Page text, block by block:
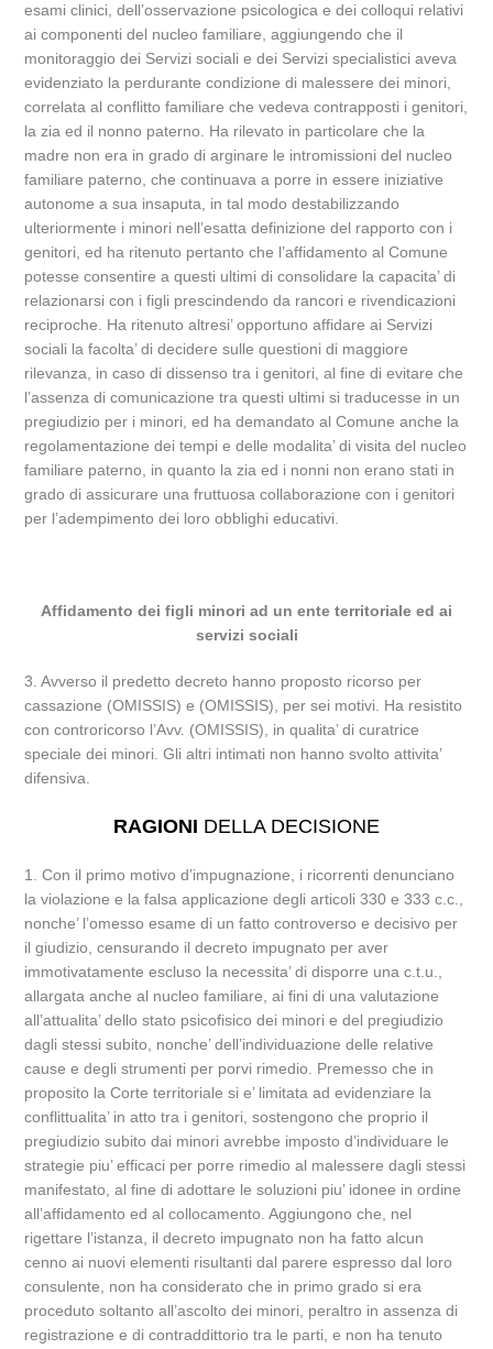
esami clinici, dell’osservazione psicologica e dei colloqui relativi
ai componenti del nucleo familiare, aggiungendo che il
monitoraggio dei Servizi sociali e dei Servizi specialistici aveva
evidenziato la perdurante condizione di malessere dei minori,
correlata al conflitto familiare che vedeva contrapposti i genitori,
la zia ed il nonno paterno. Ha rilevato in particolare che la
madre non era in grado di arginare le intromissioni del nucleo
familiare paterno, che continuava a porre in essere iniziative
autonome a sua insaputa, in tal modo destabilizzando
ulteriormente i minori nell’esatta definizione del rapporto con i
genitori, ed ha ritenuto pertanto che l’affidamento al Comune
potesse consentire a questi ultimi di consolidare la capacita’ di
relazionarsi con i figli prescindendo da rancori e rivendicazioni
reciproche. Ha ritenuto altresi’ opportuno affidare ai Servizi
sociali la facolta’ di decidere sulle questioni di maggiore
rilevanza, in caso di dissenso tra i genitori, al fine di evitare che
l’assenza di comunicazione tra questi ultimi si traducesse in un
pregiudizio per i minori, ed ha demandato al Comune anche la
regolamentazione dei tempi e delle modalita’ di visita del nucleo
familiare paterno, in quanto la zia ed i nonni non erano stati in
grado di assicurare una fruttuosa collaborazione con i genitori
per l’adempimento dei loro obblighi educativi.
Affidamento dei figli minori ad un ente territoriale ed ai
servizi sociali
3. Avverso il predetto decreto hanno proposto ricorso per
cassazione (OMISSIS) e (OMISSIS), per sei motivi. Ha resistito
con controricorso l’Avv. (OMISSIS), in qualita’ di curatrice
speciale dei minori. Gli altri intimati non hanno svolto attivita’
difensiva.
RAGIONI DELLA DECISIONE
1. Con il primo motivo d’impugnazione, i ricorrenti denunciano
la violazione e la falsa applicazione degli articoli 330 e 333 c.c.,
nonche’ l’omesso esame di un fatto controverso e decisivo per
il giudizio, censurando il decreto impugnato per aver
immotivatamente escluso la necessita’ di disporre una c.t.u.,
allargata anche al nucleo familiare, ai fini di una valutazione
all’attualita’ dello stato psicofisico dei minori e del pregiudizio
dagli stessi subito, nonche’ dell’individuazione delle relative
cause e degli strumenti per porvi rimedio. Premesso che in
proposito la Corte territoriale si e’ limitata ad evidenziare la
conflittualita’ in atto tra i genitori, sostengono che proprio il
pregiudizio subito dai minori avrebbe imposto d’individuare le
strategie piu’ efficaci per porre rimedio al malessere dagli stessi
manifestato, al fine di adottare le soluzioni piu’ idonee in ordine
all’affidamento ed al collocamento. Aggiungono che, nel
rigettare l’istanza, il decreto impugnato non ha fatto alcun
cenno ai nuovi elementi risultanti dal parere espresso dal loro
consulente, non ha considerato che in primo grado si era
proceduto soltanto all’ascolto dei minori, peraltro in assenza di
registrazione e di contraddittorio tra le parti, e non ha tenuto